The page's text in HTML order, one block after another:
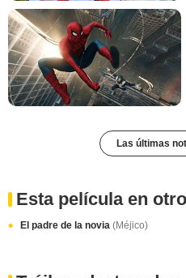
Las últimas
Esta película en
El padre de la novia (Méjico)